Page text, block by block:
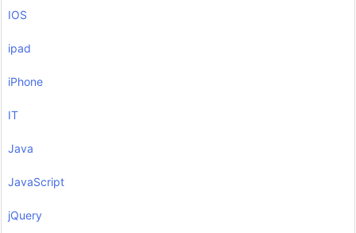
IOS
ipad
iPhone
IT
Java
JavaScript
jQuery